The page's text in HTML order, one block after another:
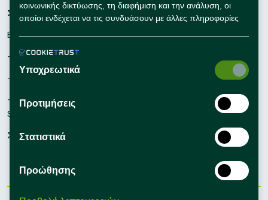
Σύνδεση
Εργαλεία Προσλήψεων
– Self Service Hiring Solutions
– Talent Hiring Solutions
– Employer Branding
Solutions
Συμβουλές Προσλήψεων
κοινωνικής δικτύωσης, τη διαφήμιση και την ανάλυση, οι
οποίοι ενδέχεται να τις συνδυάσουν με άλλες πληροφορίες
Υποχρεωτικά
Προτιμήσεις
Στατιστικά
Προώθησης